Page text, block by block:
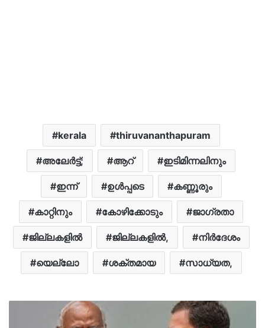
kerala thiruvananthapuram
അലേർട്ട്; ആറ് ഇടിമിന്നലിനും
ഇന്ന് ഉൾപ്പടെ കണ്ണൂരും
കാറ്റിനും കോഴിക്കോടും ജാഗ്രതാ
ജില്ലകളില്‍ ജില്ലകളില്‍, നിർദേശം
യെല്ലോ ശക്തമായ സാധ്യത,